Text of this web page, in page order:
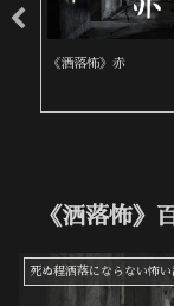
《洒落怖》心霊写真
《洒落怖》
死ぬ程洒落にならない怖い